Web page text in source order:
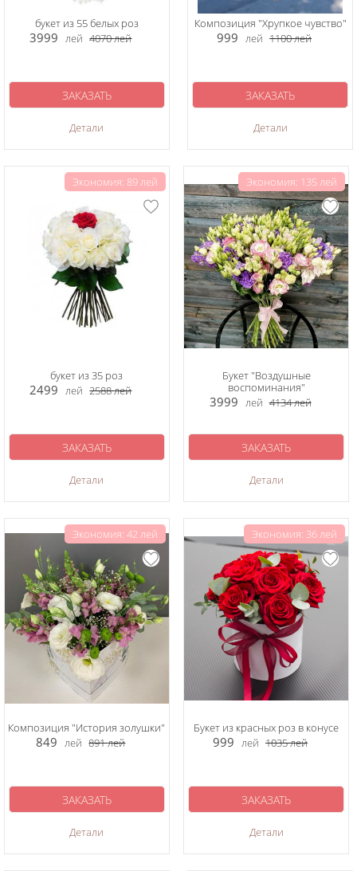
букет из 55 белых роз
3999 лей 4070лей
Детали
ЗАКАЗАТЬ
Композиция "Хрупкое чувство"
999 лей 1100лей
Детали
ЗАКАЗАТЬ
Экономия: 89 лей
букет из 35 роз
2499 лей 2588лей
Детали
ЗАКАЗАТЬ
Экономия: 135 лей
Букет "Воздушные
воспоминания"
3999 лей 4134лей
Детали
ЗАКАЗАТЬ
Экономия: 42 лей
Композиция "История золушки"
849 лей 891лей
Детали
ЗАКАЗАТЬ
Экономия: 36 лей
Букет из красных роз в конусе
999 лей 1035лей
Детали
ЗАКАЗАТЬ